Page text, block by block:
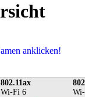
anklicken!
802.11ax
Wi-Fi 6